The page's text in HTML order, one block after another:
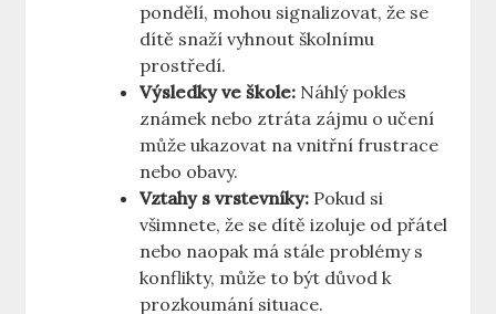
pondělí, mohou signalizovat, že ⁤se
dítě ​snaží⁤ vyhnout školnímu
prostředí.
Výsledky ve škole: Náhlý pokles
známek ​nebo ztráta zájmu o učení
může⁢ ukazovat na vnitřní frustrace
nebo obavy.
Vztahy s vrstevníky: Pokud si⁢
všimnete, že se dítě izoluje od přátel
nebo naopak​ má stále problémy s
konflikty, může to ‌být ⁢důvod k
prozkoumání situace.